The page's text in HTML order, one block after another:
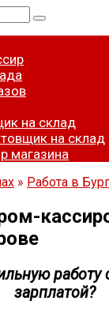
на склад
на склад
магазина
» Работа в
работу
зарплатой?